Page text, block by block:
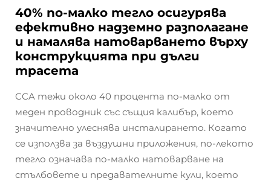
40% по-малко тегло осигурява
ефективно надземно разполагане
и намалява натоварването върху
конструкцията при дълги
трасета
CCA тежи около 40 процента по-малко от
меден проводник със същия калибър, което
значително улеснява инсталирането. Когато
се използва за въздушни приложения, по-лекото
тегло означава по-малко натоварване на
стълбовете и предавателните кули, което